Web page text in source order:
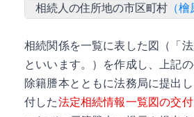
相続人の住所地の市区町村 （
相続関係を一覧に表した図（「法
といいます。）を作成し、上記
除籍謄本とともに法務局に提出
付した法定相続情報一覧図の交